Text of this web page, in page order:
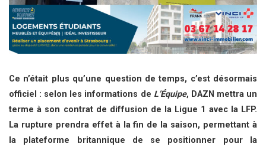
Ce n’était plus qu’une question de temps, c’est désormais
officiel : selon les informations de L’Équipe, DAZN mettra un
terme à son contrat de diffusion de la Ligue 1 avec la LFP.
La rupture prendra effet à la fin de la saison, permettant à
la plateforme britannique de se positionner pour la